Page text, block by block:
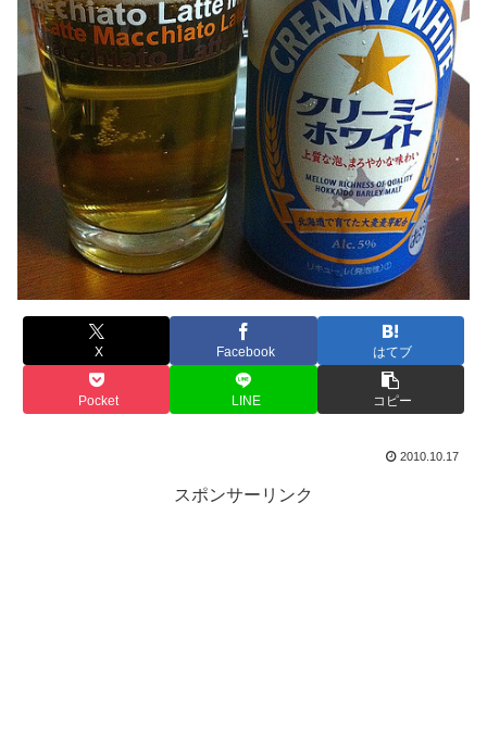
X Facebook はてブ
Pocket LINE コピー
2010.10.17
スポンサーリンク